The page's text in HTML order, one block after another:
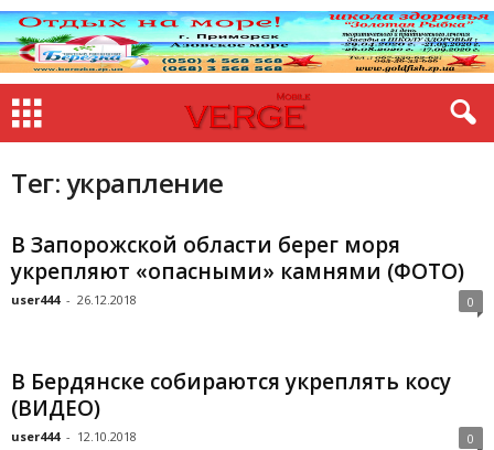
Тег: украпление
В Запорожской области берег моря
укрепляют «опасными» камнями (ФОТО)
user444 - 26.12.2018 0
В Бердянске собираются укреплять косу
(ВИДЕО)
user444 - 12.10.2018 0